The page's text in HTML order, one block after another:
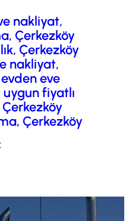
nakliyat,
Çerkezköy
Çerkezköy
nakliyat,
eve
fiyatlı
Çerkezköy